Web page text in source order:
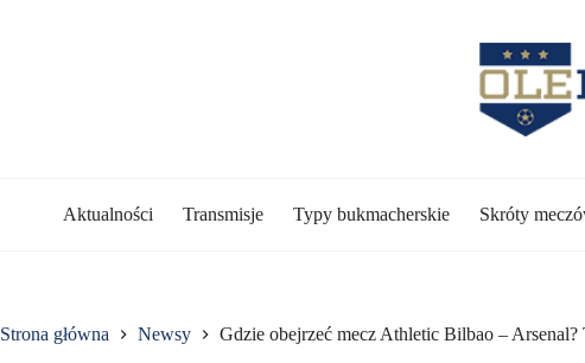
Aktualności Transmisje Typy bukmacherskie Skróty
Strona główna Newsy Gdzie obejrzeć mecz Athletic Bilbao –